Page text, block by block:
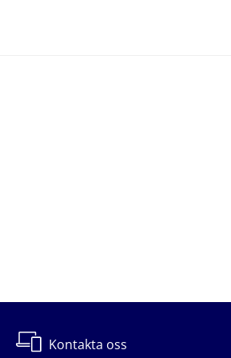
Kontakta oss